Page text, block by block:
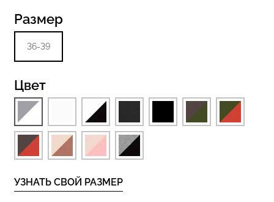
Размер
36-39
Цвет
УЗНАТЬ СВОЙ РАЗМЕР